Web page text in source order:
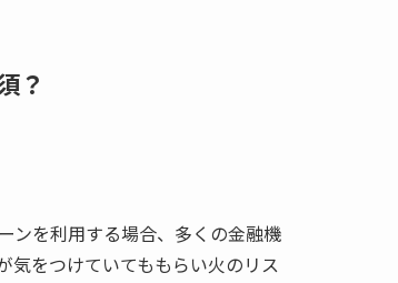
？
ンを利用する場合、多くの金融機
気をつけていてももらい火のリス